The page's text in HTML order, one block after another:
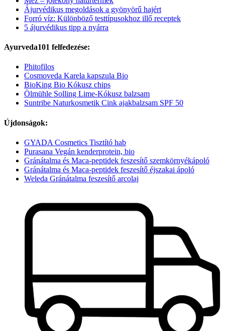
Ájurvédikus megoldások a gyönyörű hajért
Forró víz: Különböző testtípusokhoz illő receptek
5 ájurvédikus tipp a nyárra
Ayurveda101 felfedezése:
Phitofilos
Cosmoveda Karela kapszula Bio
BioKing Bio Kókusz chips
Ölmühle Solling Lime-Kókusz balzsam
Suntribe Naturkosmetik Cink ajakbalzsam SPF 50
Újdonságok:
GYADA Cosmetics Tisztító hab
Purasana Vegán kenderprotein, bio
Gránátalma és Maca-peptidek feszesítő szemkörnyékápoló
Gránátalma és Maca-peptidek feszesítő éjszakai ápoló
Weleda Gránátalma feszesítő arcolaj